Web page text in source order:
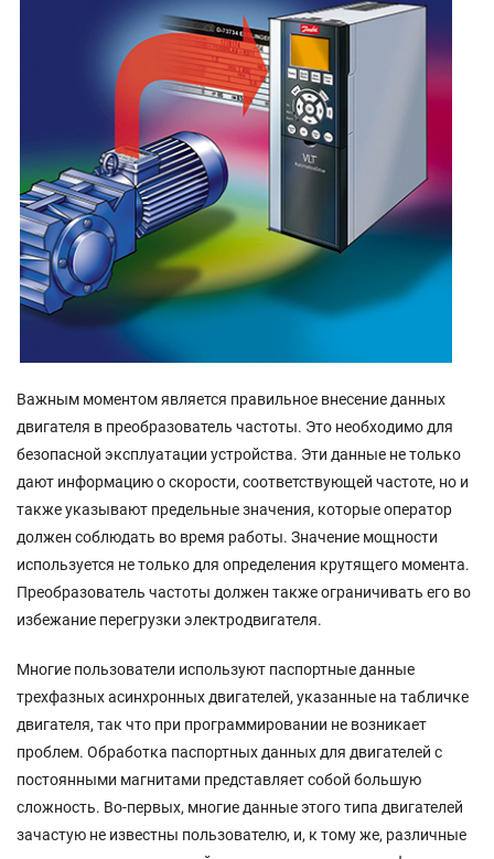
Важным моментом является правильное внесение данных
двигателя в преобразователь частоты. Это необходимо для
безопасной эксплуатации устройства. Эти данные не только
дают информацию о скорости, соответствующей частоте, но и
также указывают предельные значения, которые оператор
должен соблюдать во время работы. Значение мощности
используется не только для определения крутящего момента.
Преобразователь частоты должен также ограничивать его во
избежание перегрузки электродвигателя.
Многие пользователи используют паспортные данные
трехфазных асинхронных двигателей, указанные на табличке
двигателя, так что при программировании не возникает
проблем. Обработка паспортных данных для двигателей с
постоянными магнитами представляет собой большую
сложность. Во-первых, многие данные этого типа двигателей
зачастую не известны пользователю, и, к тому же, различные